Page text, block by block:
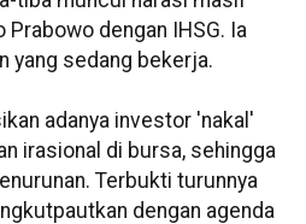
dengan IHSG. Ia
yang sedang bekerja.
adanya investor 'nakal'
irasional di bursa, sehingga
Terbukti turunnya
dengan agenda